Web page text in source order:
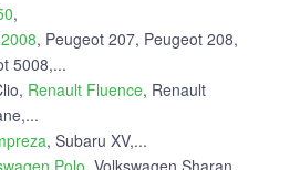
,
, Peugeot 207, Peugeot 208,
5008,...
Renault Fluence, Renault
, Subaru XV,...
Polo, Volkswagen Sharan,